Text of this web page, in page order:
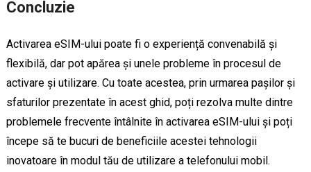
Concluzie
Activarea eSIM-ului poate fi o experiență convenabilă și
flexibilă, dar pot apărea și unele probleme în procesul de
activare și utilizare. Cu toate acestea, prin urmarea pașilor și
sfaturilor prezentate în acest ghid, poți rezolva multe dintre
problemele frecvente întâlnite în activarea eSIM-ului și poți
începe să te bucuri de beneficiile acestei tehnologii
inovatoare în modul tău de utilizare a telefonului mobil.